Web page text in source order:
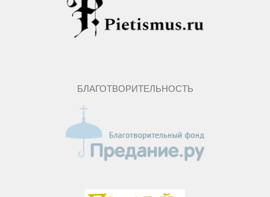
БЛАГОТВОРИТЕЛЬНОСТЬ